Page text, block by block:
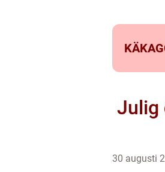
Julig
30 augusti